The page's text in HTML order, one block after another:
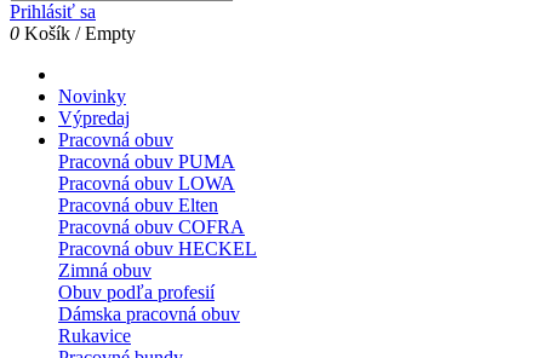
Prihlásiť sa
0 Košík /Empty
Novinky
Výpredaj
Pracovná obuv
Pracovná obuv PUMA
Pracovná obuv LOWA
Pracovná obuv Elten
Pracovná obuv COFRA
Pracovná obuv HECKEL
Zimná obuv
Obuv podľa profesií
Dámska pracovná obuv
Rukavice